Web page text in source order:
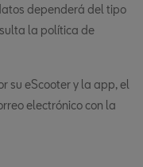
dependerá del tipo
la política de
su eScooter y la app, el
electrónico con la